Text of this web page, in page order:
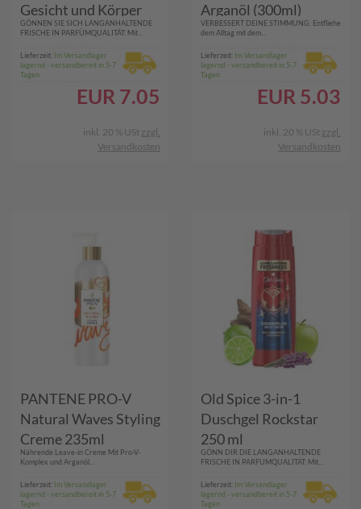
Gesicht und Körper
1000 ml
GÖNNEN SIE SICH LANGANHALTENDE
FRISCHE IN PARFÜMQUALITÄT: Mit...
Lieferzeit: Im Versandlager
lagernd - versandbereit in 5-7
Tagen
EUR 7.05
inkl. 20 % USt zzgl.
Versandkosten
Arganöl (300ml)
VERBESSERT DEINE STIMMUNG: Entfliehe
dem Alltag mit dem...
Lieferzeit: Im Versandlager
lagernd - versandbereit in 5-7
Tagen
EUR 5.03
inkl. 20 % USt zzgl.
Versandkosten
PANTENE PRO-V
Natural Waves Styling
Creme 235ml
Nährende Leave-in Creme Mit Pro-V-
Komplex und Arganöl...
Lieferzeit: Im Versandlager
lagernd - versandbereit in 5-7
Tagen
Old Spice 3-in-1
Duschgel Rockstar
250 ml
GÖNN DIR DIE LANGANHALTENDE
FRISCHE IN PARFUMQUALITÄT: Mit...
Lieferzeit: Im Versandlager
lagernd - versandbereit in 5-7
Tagen